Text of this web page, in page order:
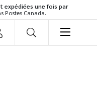
expédiées une fois par
Postes Canada.